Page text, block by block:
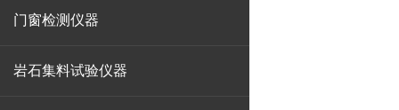
门窗检测仪器
岩石集料试验仪器